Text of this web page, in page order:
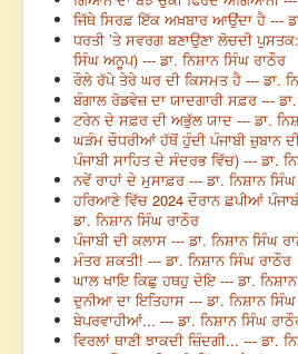
ਜਿੱਥੇ ਸਿਰਫ਼ ਇੱਕ ਅਖ਼ਬਾਰ ਆਉਂਦਾ ਹੈ ---
ਧਰਤੀ ’ਤੇ ਸਵਰਗ ਬਣਾਉਣਾ ਲੋਚਦੀ
ਸਿੰਘ ਅਨੂਪ) --- ਡਾ. ਨਿਸ਼ਾਨ ਸਿੰਘ ਰਾਠੌਰ
ਰੌਲੇ ਰੱਪੇ ਤੇਰੇ ਘਰ ਦੀ ਕਿਸਮਤ ਹੈ --- ਡਾ.
ਬੰਗਾਲ ਰੋਡਵੇਜ਼ ਦਾ ਯਾਦਗਾਰੀ ਸਫ਼ਰ ---
ਟਰੇਨ ਦੇ ਸਫ਼ਰ ਦੀ ਅਭੁੱਲ ਯਾਦ --- ਡਾ.
ਘੜੰਮ ਚੌਧਰੀਆਂ ਹੱਥੋਂ ਹੁੰਦੀ ਪੰਜਾਬੀ ਜ਼ੁਬਾਨ
ਪੰਜਾਬੀ ਸਾਹਿਤ ਦੇ ਸੰਦਰਭ ਵਿੱਚ) --- ਡਾ.
ਨਵੇਂ ਰਾਹਾਂ ਦੇ ਮੁਸਾਫ਼ਰ --- ਡਾ. ਨਿਸ਼ਾਨ
ਹਰਿਆਣੇ ਵਿੱਚ 2024 ਦੌਰਾਨ ਛਪੀਆਂ
ਡਾ. ਨਿਸ਼ਾਨ ਸਿੰਘ ਰਾਠੌਰ
ਪੰਜਾਬੀ ਦੀ ਕਲਾਸ --- ਡਾ. ਨਿਸ਼ਾਨ ਸਿੰਘ
ਮੰਤਰ ਸ਼ਕਤੀ! --- ਡਾ. ਨਿਸ਼ਾਨ ਸਿੰਘ ਰਾਠੌਰ
ਘਾਲ ਖਾਇ ਕਿਛੁ ਹਥਹੁ ਦੇਇ --- ਡਾ.
ਦੁਨੀਆ ਦਾ ਇਤਿਹਾਸ --- ਡਾ. ਨਿਸ਼ਾਨ
ਬੇਪਰਵਾਹੀਆਂ... --- ਡਾ. ਨਿਸ਼ਾਨ ਸਿੰਘ
ਵਿਰਲਾਂ ਥਾਣੀ ਝਾਕਦੀ ਜ਼ਿੰਦਗੀ... --- ਡਾ.